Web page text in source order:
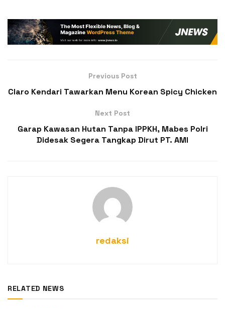
Previous Post
Claro Kendari Tawarkan Menu Korean Spicy Chicken
Next Post
Garap Kawasan Hutan Tanpa IPPKH, Mabes Polri
Didesak Segera Tangkap Dirut PT. AMI
redaksi
RELATED NEWS